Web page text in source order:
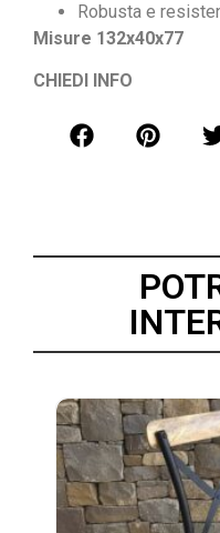
Robusta e
Misure 132x40x77
CHIEDI INFO